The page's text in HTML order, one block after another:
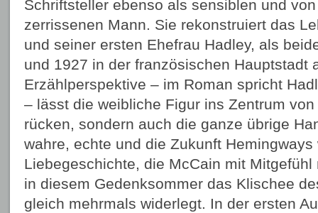
Schriftsteller ebenso als sensiblen und
zerrissenen Mann. Sie rekonstruiert das
und seiner ersten Ehefrau Hadley, als
und 1927 in der französischen Hauptstadt
Erzählperspektive – im Roman spricht
– lässt die weibliche Figur ins Zentrum
rücken, sondern auch die ganze übrige
wahre, echte und die Zukunft Hemingways
Liebegeschichte, die McCain mit
in diesem Gedenksommer das Klischee
gleich mehrmals widerlegt. In der ersten